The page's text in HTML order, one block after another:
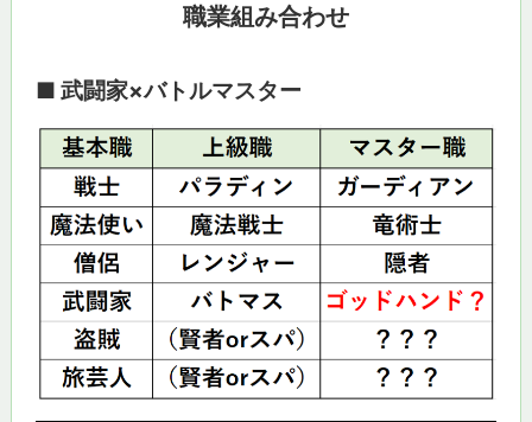
職業組み合わせ
■ 武闘家×バトルマスター